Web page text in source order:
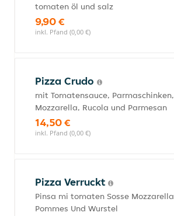
tomaten öl und salz
9,90 €
inkl. Pfand (0,00 €)
Pizza Crudo
mit Tomatensauce, Parmaschinken,
Mozzarella, Rucola und Parmesan
14,50 €
inkl. Pfand (0,00 €)
Pizza Verruckt
Pinsa mi tomaten Sosse Mozzarella
Pommes Und Wurstel